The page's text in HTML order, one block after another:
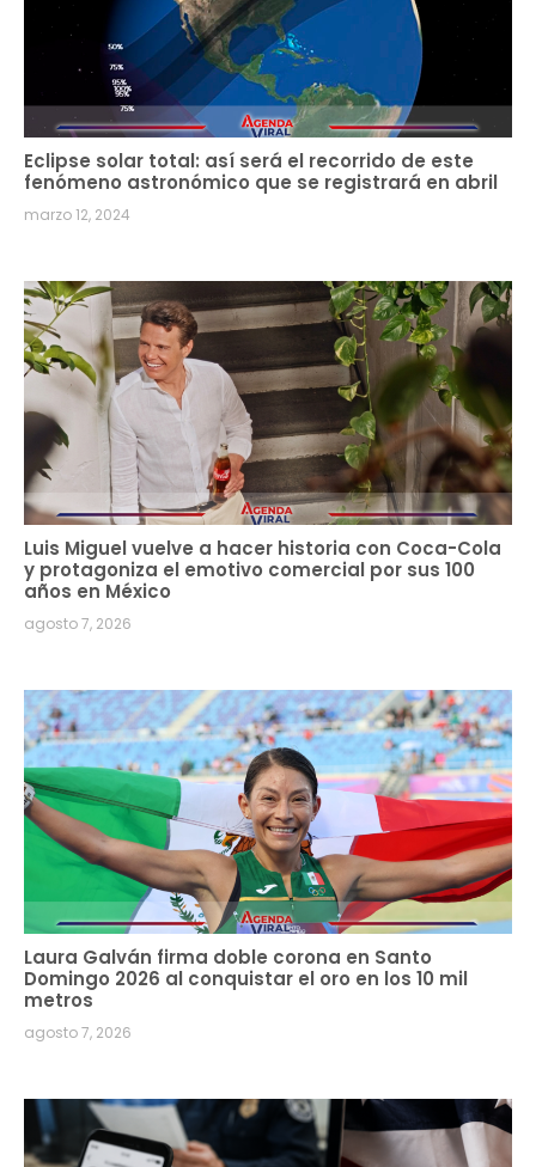
Eclipse solar total: así será el recorrido de este
fenómeno astronómico que se registrará en abril
marzo 12, 2024
Luis Miguel vuelve a hacer historia con Coca-Cola
y protagoniza el emotivo comercial por sus 100
años en México
agosto 7, 2026
Laura Galván firma doble corona en Santo
Domingo 2026 al conquistar el oro en los 10 mil
metros
agosto 7, 2026